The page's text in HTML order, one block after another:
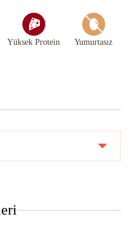
Yüksek Protein Yumurtasız